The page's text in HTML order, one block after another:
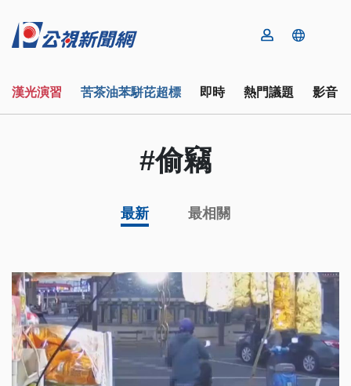
漢光演習 苦茶油苯駢芘超標 即時 熱門議題 影音
#偷竊
最新 最相關